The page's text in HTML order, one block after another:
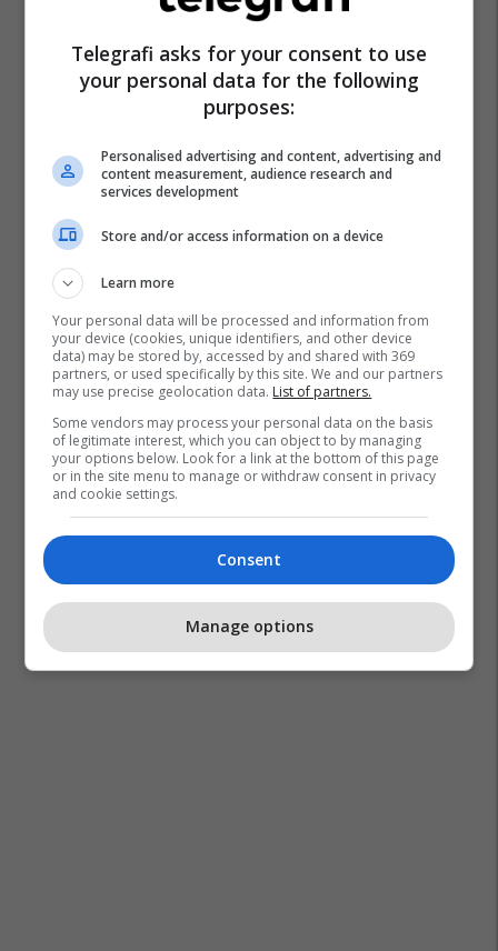
Qrtk Prizren Trashëgimia Kulturore
Telegrafi asks for your consent to use
your personal data for the following
purposes:
Personalised advertising and content, advertising and
content measurement, audience research and
services development
Store and/or access information on a device
Learn more
Your personal data will be processed and information from
your device (cookies, unique identifiers, and other device
data) may be stored by, accessed by and shared with 369
partners, or used specifically by this site. We and our partners
may use precise geolocation data. List of partners.
Some vendors may process your personal data on the basis
of legitimate interest, which you can object to by managing
your options below. Look for a link at the bottom of this page
or in the site menu to manage or withdraw consent in privacy
and cookie settings.
Consent
Manage options